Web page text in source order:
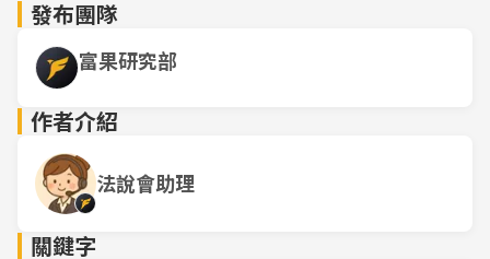
發布團隊
富果研究部
作者介紹
法說會助理
關鍵字